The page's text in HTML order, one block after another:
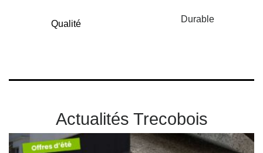
Qualité Durable
Actualités Trecobois